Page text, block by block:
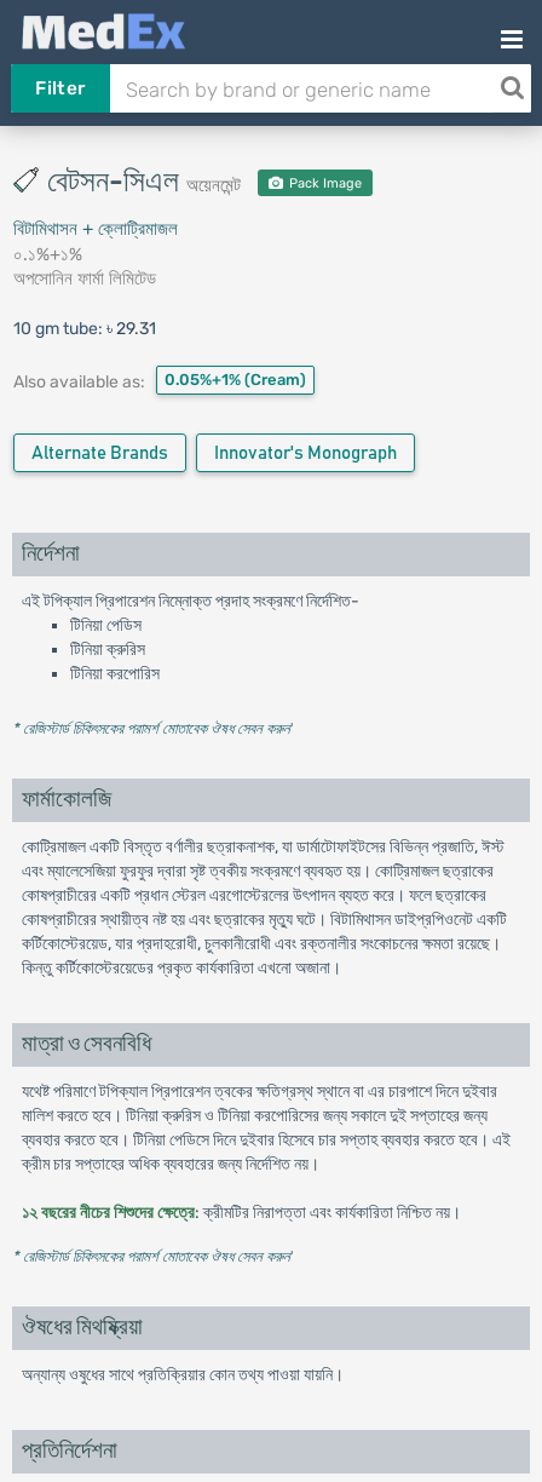
Filter
বেটসন-সিএল অয়েনমেন্ট Pack Image
বিটামিথাসন + ক্লোট্রিমাজল
০.১%+১%
অপসোনিন ফার্মা লিমিটেড
10 gm tube: ৳ 29.31
Also available as: 0.05%+1% (Cream)
Alternate Brands Innovator's Monograph
নির্দেশনা
এই টপিক্যাল প্রিপারেশন নিম্নোক্ত প্রদাহ সংক্রমণে নির্দেশিত-
টিনিয়া পেডিস
টিনিয়া ক্রুরিস
টিনিয়া করপােরিস
* রেজিস্টার্ড চিকিৎসকের পরামর্শ মোতাবেক ঔষধ সেবন করুন'
ফার্মাকোলজি
কোট্রিমাজল একটি বিস্তৃত বর্ণালীর ছত্রাকনাশক, যা ডার্মাটোফাইটসের বিভিন্ন প্রজাতি, ঈস্ট
এবং ম্যালেসেজিয়া ফুরফুর দ্বারা সৃষ্ট ত্বকীয় সংক্রমণে ব্যবহৃত হয়। কোট্রিমাজল ছত্রাকের
কোষপ্রাচীরের একটি প্রধান স্টেরল এরগােস্টেরলের উৎপাদন ব্যহত করে। ফলে ছত্রাকের
কোষপ্রাচীরের স্থায়ীত্ব নষ্ট হয় এবং ছত্রাকের মৃত্যু ঘটে। বিটামিথাসন ডাইপ্রপিওনেট একটি
কর্টিকোস্টেরয়েড, যার প্রদাহরােধী, চুলকানীরােধী এবং রক্তনালীর সংকোচনের ক্ষমতা রয়েছে।
কিন্তু কর্টিকোস্টেরয়েডের প্রকৃত কার্যকারিতা এখনাে অজানা।
মাত্রা ও সেবনবিধি
যথেষ্ট পরিমাণে টপিক্যাল প্রিপারেশন ত্বকের ক্ষতিগ্রস্থ স্থানে বা এর চারপাশে দিনে দুইবার
মালিশ করতে হবে। টিনিয়া ক্রুরিস ও টিনিয়া করপােরিসের জন্য সকালে দুই সপ্তাহের জন্য
ব্যবহার করতে হবে। টিনিয়া পেডিসে দিনে দুইবার হিসেবে চার সপ্তাহ ব্যবহার করতে হবে। এই
ক্রীম চার সপ্তাহের অধিক ব্যবহারের জন্য নির্দেশিত নয়।
১২ বছরের নীচের শিশুদের ক্ষেত্রে: ক্রীমটির নিরাপত্তা এবং কার্যকারিতা নিশ্চিত নয়।
* রেজিস্টার্ড চিকিৎসকের পরামর্শ মোতাবেক ঔষধ সেবন করুন'
ঔষধের মিথষ্ক্রিয়া
অন্যান্য ওষুধের সাথে প্রতিক্রিয়ার কোন তথ্য পাওয়া যায়নি।
প্রতিনির্দেশনা